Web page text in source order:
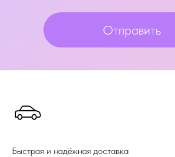
Отправить
Быстрая и надёжная доставка